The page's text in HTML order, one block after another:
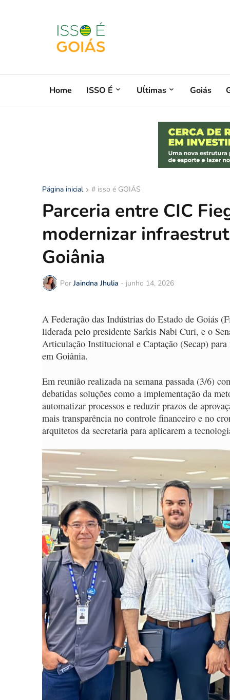
Home ISSO É Uĺtimas Goiás
Página inicial # isso é GOIÁS
Parceria entre CIC
modernizar
Goiânia
Por Jaindna Jhulia - junho 14, 2026
A Federação das Indústrias do Estado de Goiás
liderada pelo presidente Sarkis Nabi Curi, e o
Articulação Institucional e Captação (Secap)
em Goiânia.
Em reunião realizada na semana passada (3/6)
debatidas soluções como a implementação da
automatizar processos e reduzir prazos de
mais transparência no controle financeiro e no
arquitetos da secretaria para aplicarem a